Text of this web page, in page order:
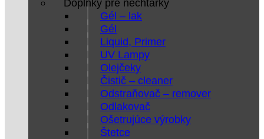
Doplnky pre nechtárky
Gél – lak
Gél
Liquid, Primer
UV Lampy
Olejčeky
Čistič – cleaner
Odstraňovač – remover
Odlakovač
Ošetrujúce výrobky
Štetce